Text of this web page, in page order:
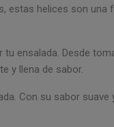
helices son
ensalada. Desde
y llena de sabor.
Con su sabor